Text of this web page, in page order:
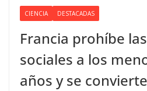
CIENCIA DESTACADAS
Francia prohíbe
sociales a los
años y se